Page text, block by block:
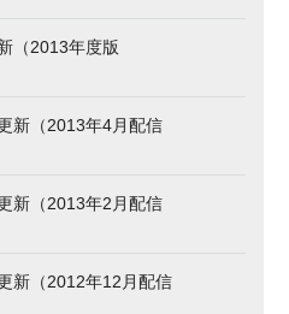
（2013年度版
新（2013年4月配信
新（2013年2月配信
新（2012年12月配信